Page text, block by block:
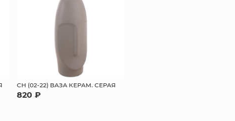
СН (02-22) ВАЗА КЕРАМ. СЕРАЯ
820 ₽